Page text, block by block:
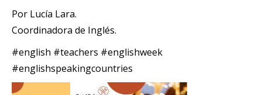
Por Lucía Lara.
Coordinadora de Inglés.
#english #teachers #englishweek
#englishspeakingcountries